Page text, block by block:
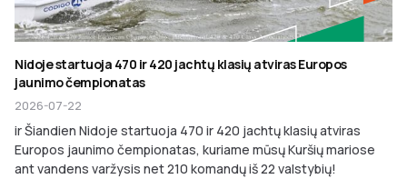
Nidoje startuoja 470 ir 420 jachtų klasių atviras Europos
jaunimo čempionatas
2026-07-22
ir Šiandien Nidoje startuoja 470 ir 420 jachtų klasių atviras
Europos jaunimo čempionatas, kuriame mūsų Kuršių mariose
ant vandens varžysis net 210 komandų iš 22 valstybių!